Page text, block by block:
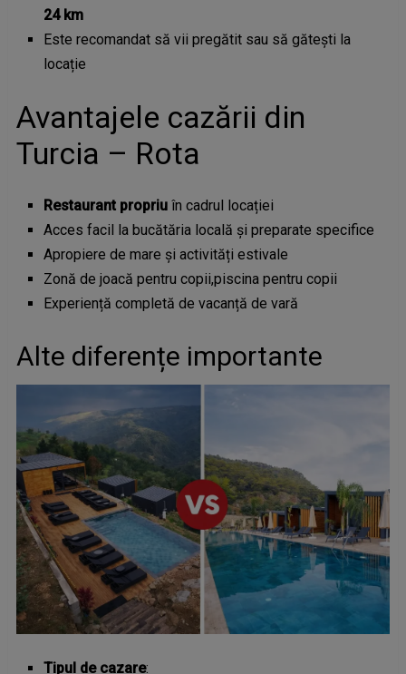
24 km
Este recomandat să vii pregătit sau să gătești la
locație
Avantajele cazării din
Turcia – Rota
Restaurant propriuîn cadrul locației
Acces facil la bucătăria locală și preparate specifice
Apropiere de mare și activități estivale
Zonă de joacă pentru copii,piscina pentru copii
Experiență completă de vacanță de vară
Alte diferențe importante
Tipul de cazare: